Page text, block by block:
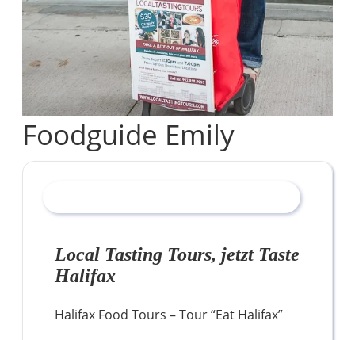
Foodguide Emily
Local Tasting Tours, jetzt Taste
Halifax
Halifax Food Tours – Tour “Eat Halifax”